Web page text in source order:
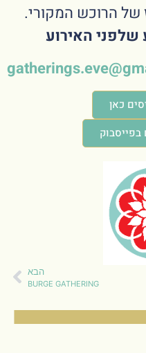
של הרוכש המקורי.
שלפני האירוע
כאן
הבא
BURGE GATHERING